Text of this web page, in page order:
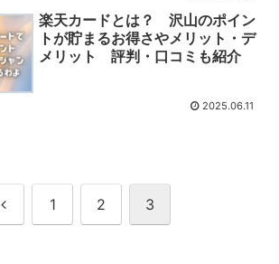
楽天カードとは？ 沢山のポイン
トが貯まるお得さやメリット・デ
メリット 評判・口コミも紹介
2025.06.11
前 1 2 3